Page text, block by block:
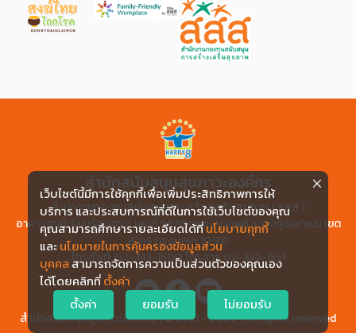
สำนักสนับสนุนสุขภาวะองค์กร
สำนักงานกองทุนสนับสนุนการสร้างเสริมสุขภาพ (สสส.)
อาคารศูนย์เรียนรู้สุขภาวะ เลขที่ 99/8 ซอยงามดูพลี แขวงทุ่งมหาเมฆ เขต
สาทร กรุงเทพฯ 10120
โทรศัพท์: 02-343-1500 โทรสาร 02-343-1551
สำนักสนับสนุนสุขภาวะองค์กร | © 2021 - 2026 , All rights reserved
เว็บไซต์นี้มีการใช้คุกกี้เพื่อเพิ่มประสิทธิภาพการให้
บริการ และประสบการณ์ที่ดีในการใช้เว็บไซต์ของคุณ
คุณสามารถศึกษารายละเอียดได้ที่นโยบายคุกกี้
และนโยบายในการคุ้มครองข้อมูลส่วน
บุคคล สามารถจัดการความเป็นส่วนตัวของคุณเอง
ได้โดยคลิกที่ตั้งค่า
ตั้งค่า
ยอมรับ ไม่ยอมรับ